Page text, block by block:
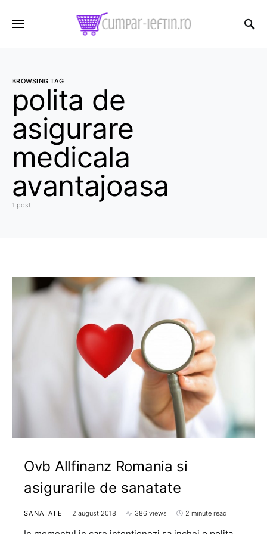
BROWSING TAG
polita de
asigurare
medicala
avantajoasa
1 post
Ovb Allfinanz Romania si
asigurarile de sanatate
SANATATE 2 august 2018 386 views 2 minute read